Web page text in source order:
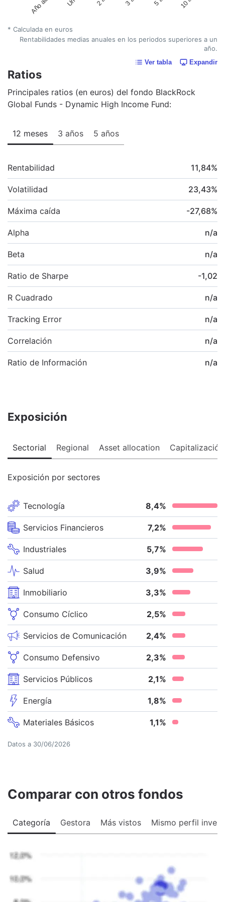
* Calculada en euros
Rentabilidades medias anuales en los periodos superiores a un
año.
Ver tabla Expandir
Ratios
Principales ratios (en euros) del fondo BlackRock
Global Funds - Dynamic High Income Fund:
12 meses 3 años 5 años
Rentabilidad 11,84%
Volatilidad 23,43%
Máxima caída -27,68%
Alpha n/a
Beta n/a
Ratio de Sharpe -1,02
R Cuadrado n/a
Tracking Error n/a
Correlación n/a
Ratio de Información n/a
Exposición
Sectorial Regional Asset allocation Capitalización
Exposición por sectores
Tecnología 8,4%
Servicios Financieros 7,2%
Industriales 5,7%
Salud 3,9%
Inmobiliario 3,3%
Consumo Cíclico 2,5%
Servicios de Comunicación 2,4%
Consumo Defensivo 2,3%
Servicios Públicos 2,1%
Energía 1,8%
Materiales Básicos 1,1%
Datos a 30/06/2026
Comparar con otros fondos
Categoría Gestora Más vistos Mismo perfil